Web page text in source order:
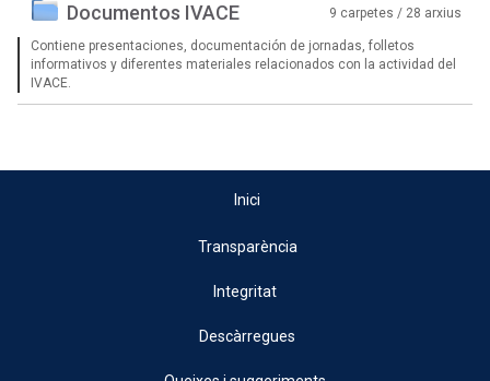
Documentos IVACE 9 carpetes / 28 arxius
Contiene presentaciones, documentación de jornadas, folletos
informativos y diferentes materiales relacionados con la actividad del
IVACE.
Inici
Transparència
Integritat
Descàrregues